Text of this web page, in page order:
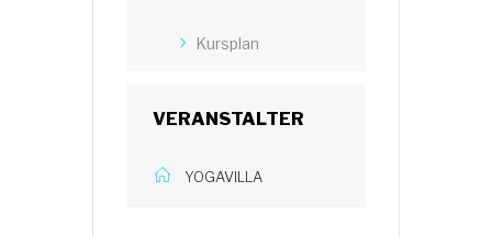
Kursplan
VERANSTALTER
YOGAVILLA